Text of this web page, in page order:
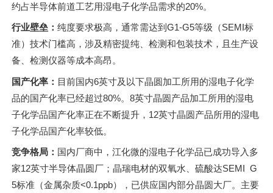
约占半导体前道工艺用湿电子化学品需求的20%。
行业壁垒： 纯度要求极高，通常需达到G1-G5等级（SEMI标
准）技术门槛高，涉及精密提纯、检测和包装技术，且生产设
备、检测仪器等成本高昂。
国产化率： 目前国内6英寸及以下晶圆加工所用的湿电子化学
品的国产化率已经超过80%。8英寸晶圆产品加工所用的湿电
子化学品国产化率正在不断提升，12英寸晶圆产品所用的湿电
子化学品国产化率较低。
竞争格局： 国内厂商中，江化微的湿电子化学品已成功导入多
家12英寸半导体晶圆厂；晶瑞电材的双氧水、硫酸达SEMI G
5标准（金属杂质<0.1ppb），已供应国内部分晶圆大厂。主要